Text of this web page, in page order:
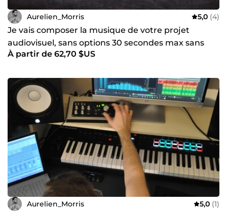
Aurelien_Morris 5,0 (4)
Je vais composer la musique de votre projet
audiovisuel, sans options 30 secondes max sans
retouches
À partir de 62,70 $US
Aurelien_Morris 5,0 (1)